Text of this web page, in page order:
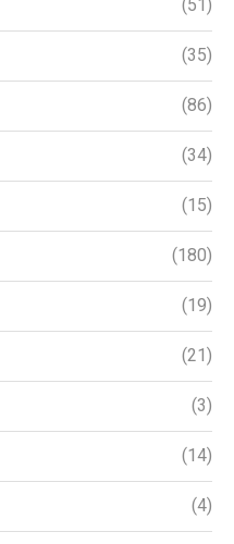
(51)
(35)
(86)
(34)
(15)
(180)
(19)
(21)
(3)
(14)
(4)